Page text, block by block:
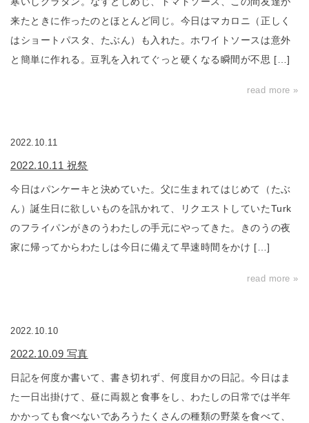
来たときに作ったのとほとんど同じ。今日はマカロニ（正しく
はショートパスタ、たぶん）も入れた。ホワイトソースは意外
と簡単に作れる。豆乳を入れてぐっと硬くなる瞬間が不思 […]
read more »
2022.10.11
2022.10.11 祝祭
今日はパンケーキと決めていた。父に生まれてはじめて（たぶ
ん）誕生日に欲しいものを訊かれて、リクエストしていたTurk
のフライパンがきのうわたしの手元にやってきた。きのうの夜
家に帰ってからわたしは今日に備えて早速時間をかけ […]
read more »
2022.10.10
2022.10.09 写真
日記を何度か書いて、書き切れず、何度目かの日記。今日はま
た一日出掛けて、昼に両親と食事をし、わたしの日常では半年
かかっても食べないであろうたくさんの種類の野菜を食べて、